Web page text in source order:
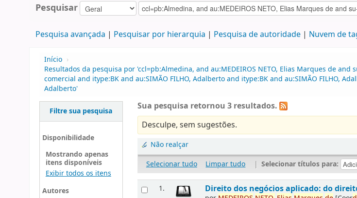
Pesquisar
Pesquisa avançada Pesquisar por hierarquia Pesquisa de autoridade Nuvem de
Início ›
Resultados da pesquisa por 'ccl=pb:Almedina, and au:MEDEIROS NETO, Elias Marques de
comercial and itype:BK and au:SIMÃO FILHO, Adalberto and itype:BK and au:SIMÃO FILHO,
Adalberto'
Filtre sua pesquisa
Disponibilidade
Mostrando apenas
itens disponíveis
Exibir todos os itens
Autores
Sua pesquisa retornou 3 resultados.
Desculpe, sem sugestões.
Não realçar
Selecionar tudo
Limpar tudo | Selecionar títulos para:
1. Direito dos negócios aplicado: do